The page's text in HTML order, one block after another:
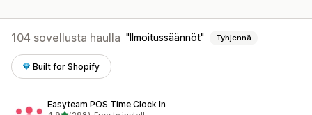
104 sovellusta haulla Ilmoitussäännöt Tyhjennä
Built for Shopify
Easyteam POS Time Clock In